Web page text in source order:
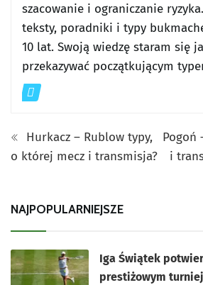
szacowanie i ograniczanie
teksty, poradniki i typy
10 lat. Swoją wiedzę staram się
przekazywać początkującym
Hurkacz – Rublow typy,
o której mecz i transmisja?
Pogoń
i
NAJPOPULARNIEJSZE
Iga Świątek
prestiżowym